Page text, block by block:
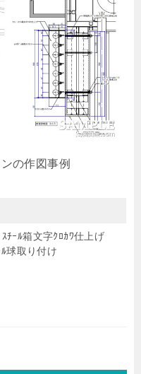
の作図事例
ﾁｰﾙ箱文字ｸﾛｶﾜ仕上げ
球取り付け